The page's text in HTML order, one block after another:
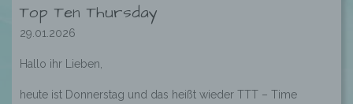
Top Ten Thursday
29.01.2026
Hallo ihr Lieben,
heute ist Donnerstag und das heißt wieder TTT – Time